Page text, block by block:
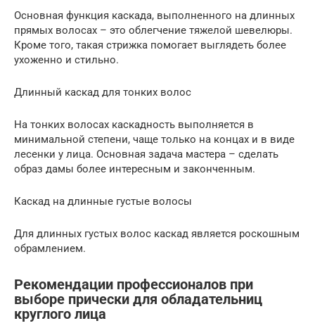
Основная функция каскада, выполненного на длинных
прямых волосах – это облегчение тяжелой шевелюры.
Кроме того, такая стрижка помогает выглядеть более
ухоженно и стильно.
Длинный каскад для тонких волос
На тонких волосах каскадность выполняется в
минимальной степени, чаще только на концах и в виде
лесенки у лица. Основная задача мастера – сделать
образ дамы более интересным и законченным.
Каскад на длинные густые волосы
Для длинных густых волос каскад является роскошным
обрамлением.
Рекомендации профессионалов при
выборе прически для обладательниц
круглого лица